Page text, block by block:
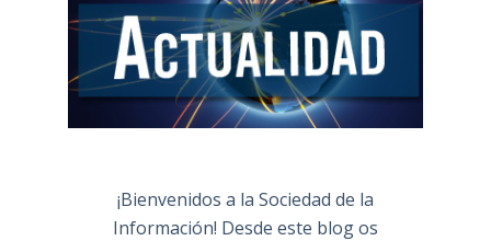
¡Bienvenidos a la Sociedad de la
Información! Desde este blog os